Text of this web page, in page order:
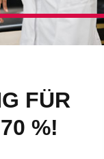
FÜR
%!